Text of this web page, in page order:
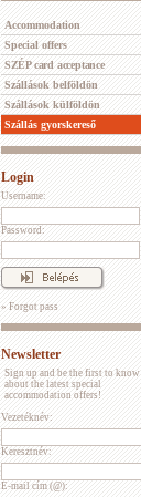
Accommodation
Special offers
SZÉP card acceptance
Szállások belföldön
Szállások külföldön
Szállás gyorskereső
Login
Username:
Password:
» Forgot pass
Newsletter
Sign up and be the first to know
about the latest special
accommodation offers!
Vezetéknév:
Keresztnév:
E-mail cím (@):